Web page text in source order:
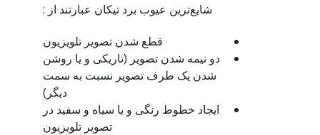
شایع‌ترین عیوب برد تیکان عبارتند از :
قطع شدن تصویر تلویزیون
دو نیمه شدن تصویر (تاریکی و یا روشن
شدن یک طرف تصویر نسبت به سمت
دیگر)
ایجاد خطوط رنگی و یا سیاه و سفید در
تصویر تلویزیون